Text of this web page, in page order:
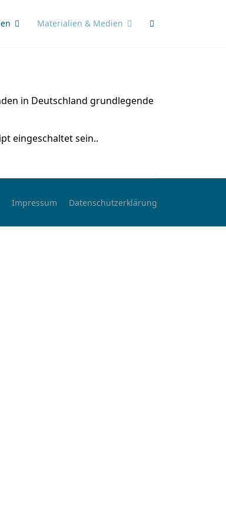
Materialien & Medien
in Deutschland grundlegende
eingeschaltet sein..
Impressum Datenschutzerklärung